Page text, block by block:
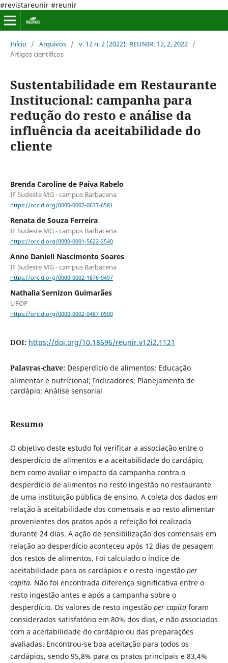
#revistareunir #reunir
Início / Arquivos / v. 12 n. 2 (2022): REUNIR: 12, 2, 2022 /
Artigos científicos
Sustentabilidade em Restaurante
Institucional: campanha para
redução do resto e análise da
influência da aceitabilidade do
cliente
Brenda Caroline de Paiva Rabelo
IF Sudeste MG - campus Barbacena
https://orcid.org/0000-0002-0637-6581
Renata de Souza Ferreira
IF Sudeste MG - campus Barbacena
https://orcid.org/0000-0001-5622-2540
Anne Danieli Nascimento Soares
IF Sudeste MG - campus Barbacena
https://orcid.org/0000-0002-1876-9497
Nathalia Sernizon Guimarães
UFOP
https://orcid.org/0000-0002-0487-0500
DOI: https://doi.org/10.18696/reunir.v12i2.1121
Palavras-chave: Desperdício de alimentos; Educação
alimentar e nutricional; Indicadores; Planejamento de
cardápio; Análise sensorial
Resumo
O objetivo deste estudo foi verificar a associação entre o
desperdício de alimentos e a aceitabilidade do cardápio,
bem como avaliar o impacto da campanha contra o
desperdício de alimentos no resto ingestão no restaurante
de uma instituição pública de ensino. A coleta dos dados em
relação à aceitabilidade dos comensais e ao resto alimentar
provenientes dos pratos após a refeição foi realizada
durante 24 dias. A ação de sensibilização dos comensais em
relação ao desperdício aconteceu após 12 dias de pesagem
dos restos de alimentos. Foi calculado o índice de
aceitabilidade para os cardápios e o resto ingestão per
capita. Não foi encontrada diferença significativa entre o
resto ingestão antes e após a campanha sobre o
desperdício. Os valores de resto ingestão per capitaforam
considerados satisfatório em 80% dos dias, e não associados
com a aceitabilidade do cardápio ou das preparações
avaliadas. Encontrou-se boa aceitação para todos os
cardápios, sendo 95,8% para os pratos principais e 83,4%